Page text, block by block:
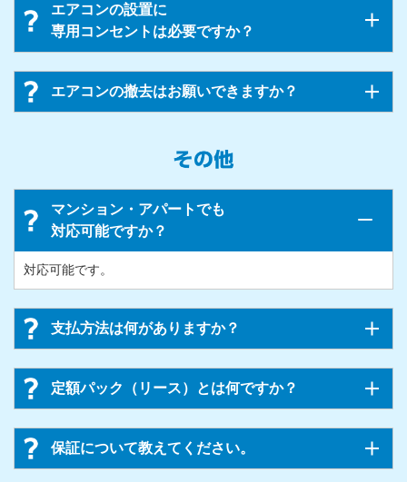
エアコンの設置に
専用コンセントは必要ですか？
エアコンの撤去はお願いできますか？
マンション・アパートでも
対応可能ですか？
対応可能です。
支払方法は何がありますか？
定額パック（リース）とは何ですか？
保証について教えてください。